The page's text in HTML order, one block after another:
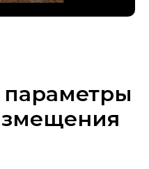
параметры